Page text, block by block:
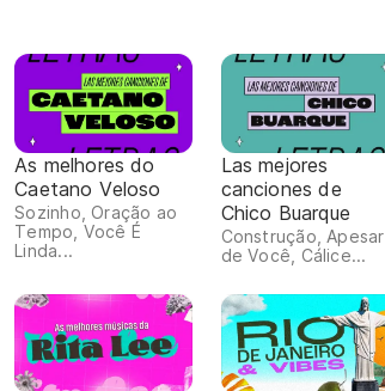
As melhores do
Caetano Veloso
Sozinho, Oração ao
Tempo, Você É
Linda...
Las mejores
canciones de
Chico Buarque
Construção, Apesar
de Você, Cálice...